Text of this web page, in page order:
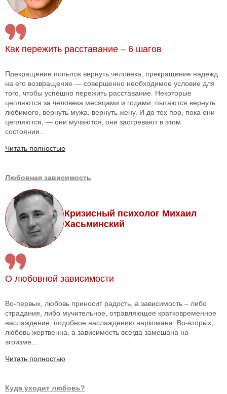
Как пережить расставание – 6 шагов
Прекращение попыток вернуть человека, прекращение надежд
на его возвращение — совершенно необходимое условие для
того, чтобы успешно пережить расставание. Некоторые
цепляются за человека месяцами и годами, пытаются вернуть
любимого, вернуть мужа, вернуть жену. И до тех пор, пока они
цепляются, — они мучаются, они застревают в этом
состоянии...
Читать полностью
Любовная зависимость
Кризисный психолог Михаил
Хасьминский
О любовной зависимости
Во-первых, любовь приносит радость, а зависимость – либо
страдания, либо мучительное, отравляющее кратковременное
наслаждение, подобное наслаждению наркомана. Во-вторых,
любовь жертвенна, а зависимость всегда замешана на
эгоизме...
Читать полностью
Куда уходит любовь?